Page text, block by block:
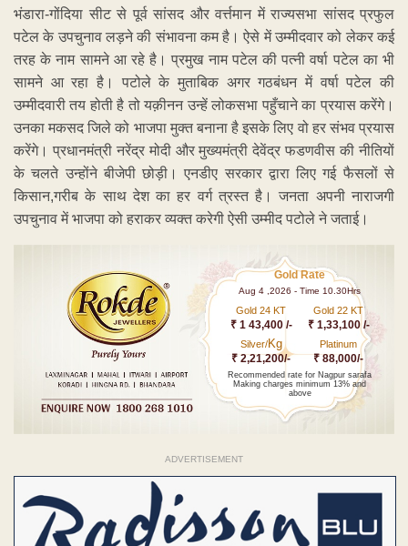
भंडारा-गोंदिया सीट से पूर्व सांसद और वर्त्तमान में राज्यसभा सांसद प्रफुल
पटेल के उपचुनाव लड़ने की संभावना कम है। ऐसे में उम्मीदवार को लेकर कई
तरह के नाम सामने आ रहे है। प्रमुख नाम पटेल की पत्नी वर्षा पटेल का भी
सामने आ रहा है। पटोले के मुताबिक अगर गठबंधन में वर्षा पटेल की
उम्मीदवारी तय होती है तो यक़ीनन उन्हें लोकसभा पहुँचाने का प्रयास करेंगे।
उनका मकसद जिले को भाजपा मुक्त बनाना है इसके लिए वो हर संभव प्रयास
करेंगे। प्रधानमंत्री नरेंद्र मोदी और मुख्यमंत्री देवेंद्र फडणवीस की नीतियों
के चलते उन्होंने बीजेपी छोड़ी। एनडीए सरकार द्वारा लिए गई फैसलों से
किसान,गरीब के साथ देश का हर वर्ग त्रस्त है। जनता अपनी नाराजगी
उपचुनाव में भाजपा को हराकर व्यक्त करेगी ऐसी उम्मीद पटोले ने जताई।
Gold Rate
Aug 4 ,2026 - Time 10.30Hrs
Gold 24 KT
₹ 1 43,400 /-
Gold 22 KT
₹ 1,33,100 /-
Silver/Kg
₹ 2,21,200/-
Platinum
₹ 88,000/-
Recommended rate for Nagpur sarafa
Making charges minimum 13% and
above
ADVERTISEMENT